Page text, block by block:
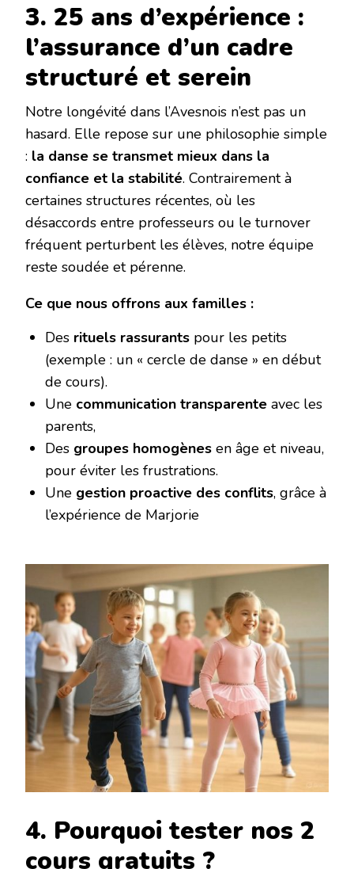
3. 25 ans d’expérience :
l’assurance d’un cadre
structuré et serein
Notre longévité dans l’Avesnois n’est pas un
hasard. Elle repose sur une philosophie simple
: ‌ la danse se transmet mieux dans la
confiance et la stabilité‌. Contrairement à
certaines structures récentes, où les
désaccords entre professeurs ou le turnover
fréquent perturbent les élèves, notre équipe
reste soudée et pérenne.
Ce que nous offrons aux familles :
Des ‌ rituels rassurants ‌ pour les petits
(exemple : un « cercle de danse » en début
de cours).
Une ‌ communication transparente ‌ avec les
parents,
Des ‌ groupes homogènes ‌ en âge et niveau,
pour éviter les frustrations.
Une ‌ gestion proactive des conflits‌, grâce à
l’expérience de Marjorie
4. Pourquoi tester nos 2
cours gratuits ?